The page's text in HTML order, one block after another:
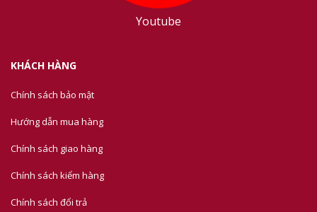
Youtube
KHÁCH HÀNG
Chính sách bảo mật
Hướng dẫn mua hàng
Chính sách giao hàng
Chính sách kiểm hàng
Chính sách đổi trả